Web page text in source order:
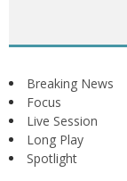
Breaking News
Focus
Live Session
Long Play
Spotlight